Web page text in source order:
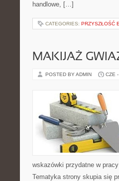
handlowe, […]
CATEGORIES: PRZYSZŁOŚĆ
MAKIJAŻ
POSTED BY ADMIN CZE
wskazówki przydatne w
Tematyka strony skupia się